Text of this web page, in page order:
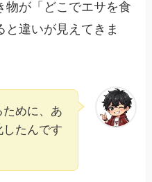
物が「どこでエサを食
違いが見えてきま
めに、あ
たんです